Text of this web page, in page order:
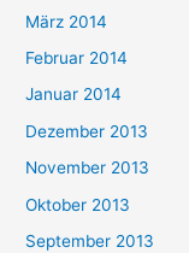
März 2014
Februar 2014
Januar 2014
Dezember 2013
November 2013
Oktober 2013
September 2013